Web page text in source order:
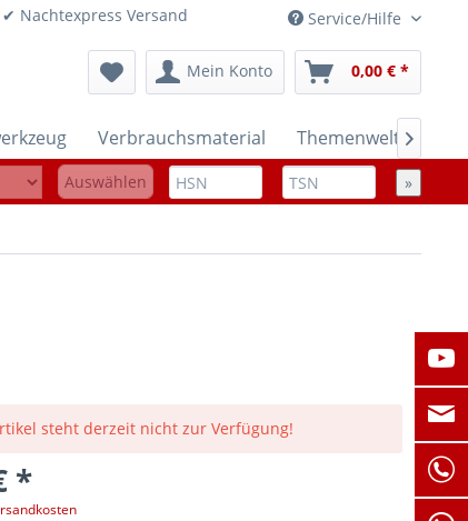
Nachtexpress Versand Service/Hilfe
Mein Konto 0,00 € *
Verbrauchsmaterial Themenwelten

Auswählen »
steht derzeit nicht zur Verfügung!
*